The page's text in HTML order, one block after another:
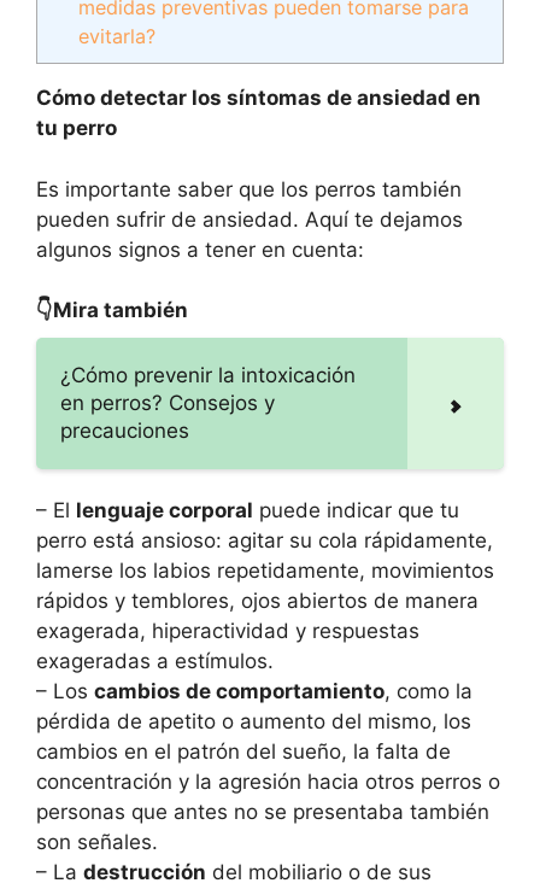
medidas preventivas pueden tomarse para
evitarla?
Cómo detectar los síntomas de ansiedad en
tu perro
Es importante saber que los perros también
pueden sufrir de ansiedad. Aquí te dejamos
algunos signos a tener en cuenta:
👇Mira también
¿Cómo prevenir la intoxicación
en perros? Consejos y
precauciones
– El lenguaje corporal puede indicar que tu
perro está ansioso: agitar su cola rápidamente,
lamerse los labios repetidamente, movimientos
rápidos y temblores, ojos abiertos de manera
exagerada, hiperactividad y respuestas
exageradas a estímulos.
– Los cambios de comportamiento, como la
pérdida de apetito o aumento del mismo, los
cambios en el patrón del sueño, la falta de
concentración y la agresión hacia otros perros o
personas que antes no se presentaba también
son señales.
– La destrucción del mobiliario o de sus